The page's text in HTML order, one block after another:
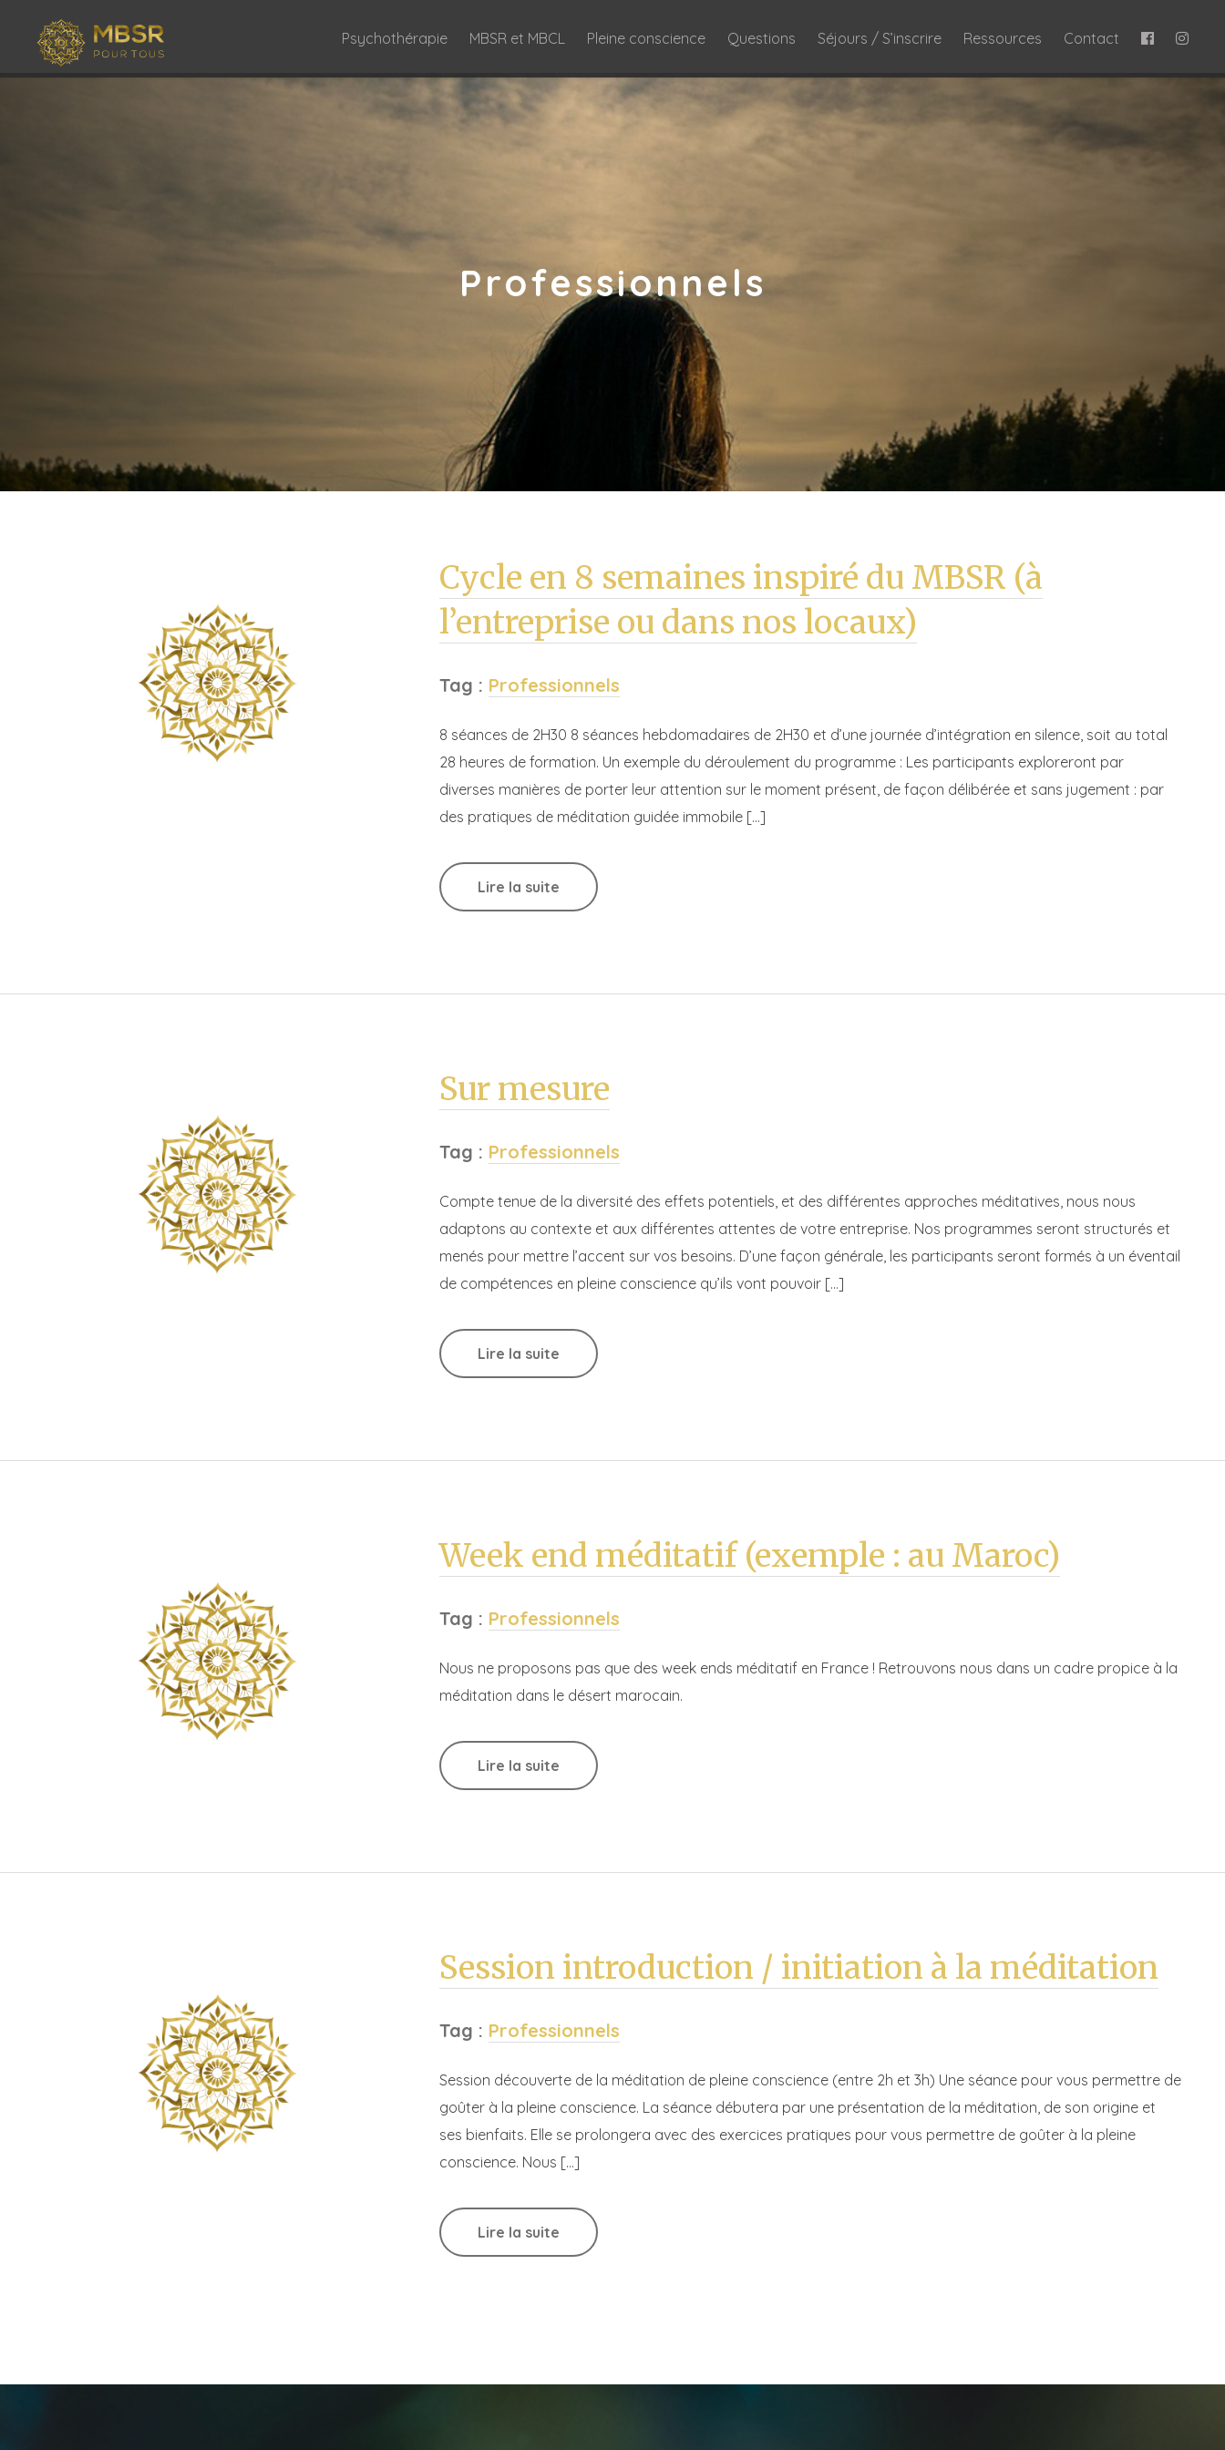
Psychothérapie MBSR et MBCL Pleine conscience Questions Séjours / S’inscrire Ressources Contact
Professionnels
Cycle en 8 semaines inspiré du MBSR (à
l’entreprise ou dans nos locaux)
Tag : Professionnels
8 séances de 2H30 8 séances hebdomadaires de 2H30 et d’une journée d’intégration en silence, soit au total
28 heures de formation. Un exemple du déroulement du programme : Les participants exploreront par
diverses manières de porter leur attention sur le moment présent, de façon délibérée et sans jugement : par
des pratiques de méditation guidée immobile […]
Lire la suite
Sur mesure
Tag : Professionnels
Compte tenue de la diversité des effets potentiels, et des différentes approches méditatives, nous nous
adaptons au contexte et aux différentes attentes de votre entreprise. Nos programmes seront structurés et
menés pour mettre l’accent sur vos besoins. D’une façon générale, les participants seront formés à un éventail
de compétences en pleine conscience qu’ils vont pouvoir […]
Lire la suite
Week end méditatif (exemple : au Maroc)
Tag : Professionnels
Nous ne proposons pas que des week ends méditatif en France ! Retrouvons nous dans un cadre propice à la
méditation dans le désert marocain.
Lire la suite
Session introduction / initiation à la méditation
Tag : Professionnels
Session découverte de la méditation de pleine conscience (entre 2h et 3h) Une séance pour vous permettre de
goûter à la pleine conscience. La séance débutera par une présentation de la méditation, de son origine et
ses bienfaits. Elle se prolongera avec des exercices pratiques pour vous permettre de goûter à la pleine
conscience. Nous […]
Lire la suite